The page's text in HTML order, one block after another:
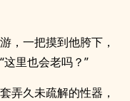
，一把摸到他胯下，
里也会老吗？”
弄久未疏解的性器，